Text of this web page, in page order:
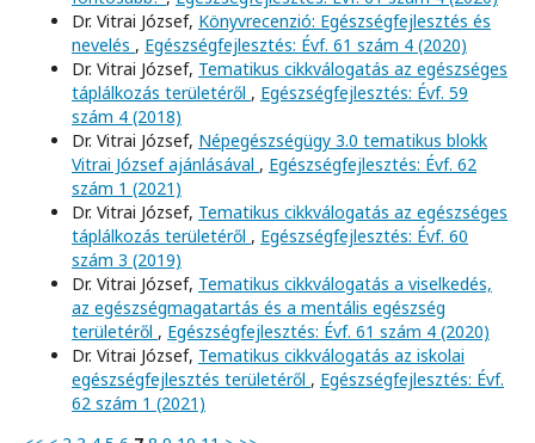
Dr. Vitrai József, Könyvrecenzió: Egészségfejlesztés és
nevelés , Egészségfejlesztés: Évf. 61 szám 4 (2020)
Dr. Vitrai József, Tematikus cikkválogatás az egészséges
táplálkozás területéről , Egészségfejlesztés: Évf. 59
szám 4 (2018)
Dr. Vitrai József, Népegészségügy 3.0 tematikus blokk
Vitrai József ajánlásával , Egészségfejlesztés: Évf. 62
szám 1 (2021)
Dr. Vitrai József, Tematikus cikkválogatás az egészséges
táplálkozás területéről , Egészségfejlesztés: Évf. 60
szám 3 (2019)
Dr. Vitrai József, Tematikus cikkválogatás a viselkedés,
az egészségmagatartás és a mentális egészség
területéről , Egészségfejlesztés: Évf. 61 szám 4 (2020)
Dr. Vitrai József, Tematikus cikkválogatás az iskolai
egészségfejlesztés területéről , Egészségfejlesztés: Évf.
62 szám 1 (2021)